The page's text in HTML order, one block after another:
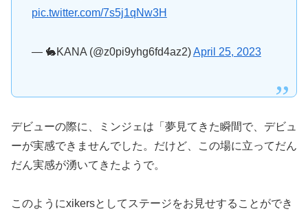
pic.twitter.com/7s5j1qNw3H
— 🐇KANA (@z0pi9yhg6fd4az2)April 25, 2023
デビューの際に、ミンジェは「夢見てきた瞬間で、デビュ
ーが実感できませんでした。だけど、この場に立ってだん
だん実感が湧いてきたようで。
このようにxikersとしてステージをお見せすることができ